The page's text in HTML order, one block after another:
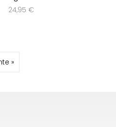
24,95 €
»